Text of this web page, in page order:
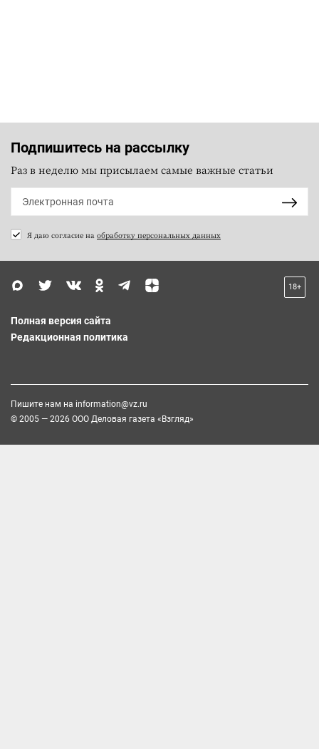
Подпишитесь на рассылку
Раз в неделю мы присылаем самые важные статьи
Я даю согласие на обработку персональных данных
18+
Полная версия сайта
Редакционная политика
Пишите нам на information@vz.ru
© 2005 — 2026 ООО Деловая газета «Взгляд»